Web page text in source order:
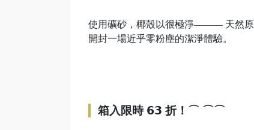
使用礦砂，椰殼以很極淨——— 天然原
開封一場近乎零粉塵的潔淨體驗。
箱入限時 𝟲𝟯 折！⌒ ⌒⌒